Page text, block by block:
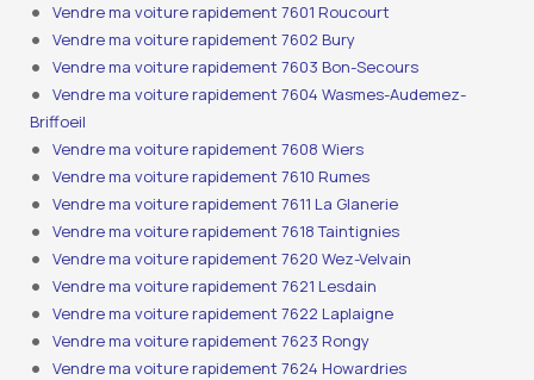
Vendre ma voiture rapidement 7601 Roucourt
Vendre ma voiture rapidement 7602 Bury
Vendre ma voiture rapidement 7603 Bon-Secours
Vendre ma voiture rapidement 7604 Wasmes-Audemez-
Briffoeil
Vendre ma voiture rapidement 7608 Wiers
Vendre ma voiture rapidement 7610 Rumes
Vendre ma voiture rapidement 7611 La Glanerie
Vendre ma voiture rapidement 7618 Taintignies
Vendre ma voiture rapidement 7620 Wez-Velvain
Vendre ma voiture rapidement 7621 Lesdain
Vendre ma voiture rapidement 7622 Laplaigne
Vendre ma voiture rapidement 7623 Rongy
Vendre ma voiture rapidement 7624 Howardries